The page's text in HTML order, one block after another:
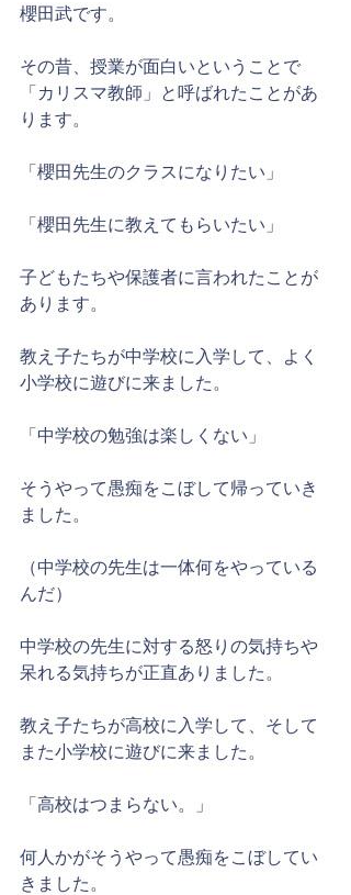
櫻田武です。
その昔、授業が面白いということで
「カリスマ教師」と呼ばれたことがあ
ります。
「櫻田先生のクラスになりたい」
「櫻田先生に教えてもらいたい」
子どもたちや保護者に言われたことが
あります。
教え子たちが中学校に入学して、よく
小学校に遊びに来ました。
「中学校の勉強は楽しくない」
そうやって愚痴をこぼして帰っていき
ました。
（中学校の先生は一体何をやっている
んだ）
中学校の先生に対する怒りの気持ちや
呆れる気持ちが正直ありました。
教え子たちが高校に入学して、そして
また小学校に遊びに来ました。
「高校はつまらない。」
何人かがそうやって愚痴をこぼしてい
きました。